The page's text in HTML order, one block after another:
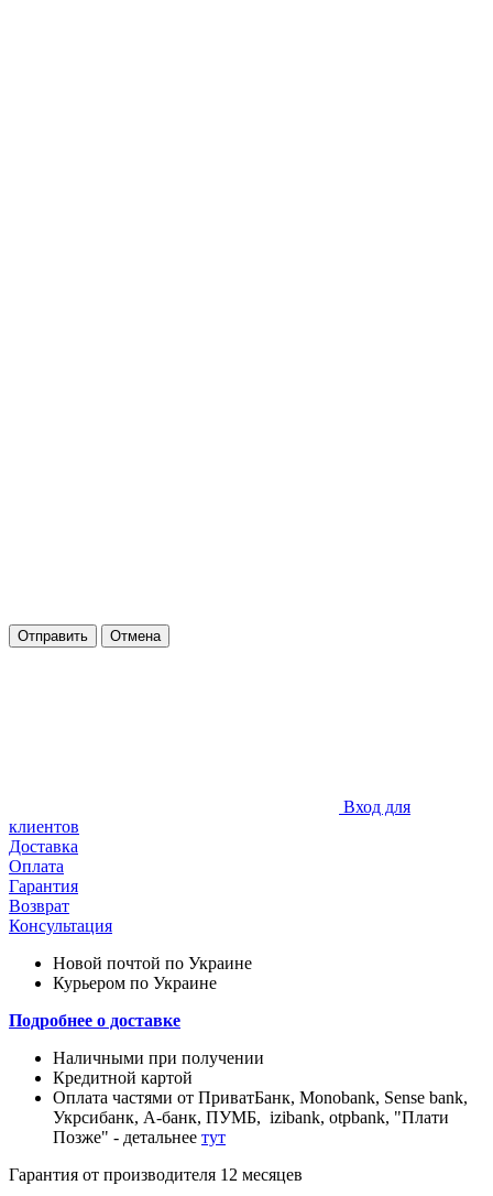
Отправить Отмена
Вход для
клиентов
Доставка
Оплата
Гарантия
Возврат
Консультация
Новой почтой по Украине
Курьером по Украине
Подробнее о доставке
Наличными при получении
Кредитной картой
Оплата частями от ПриватБанк, Monobank, Sense bank,
Укрсибанк, А-банк, ПУМБ, izibank, otpbank, "Плати
Позже" - детальнее тут
Гарантия от производителя 12 месяцев